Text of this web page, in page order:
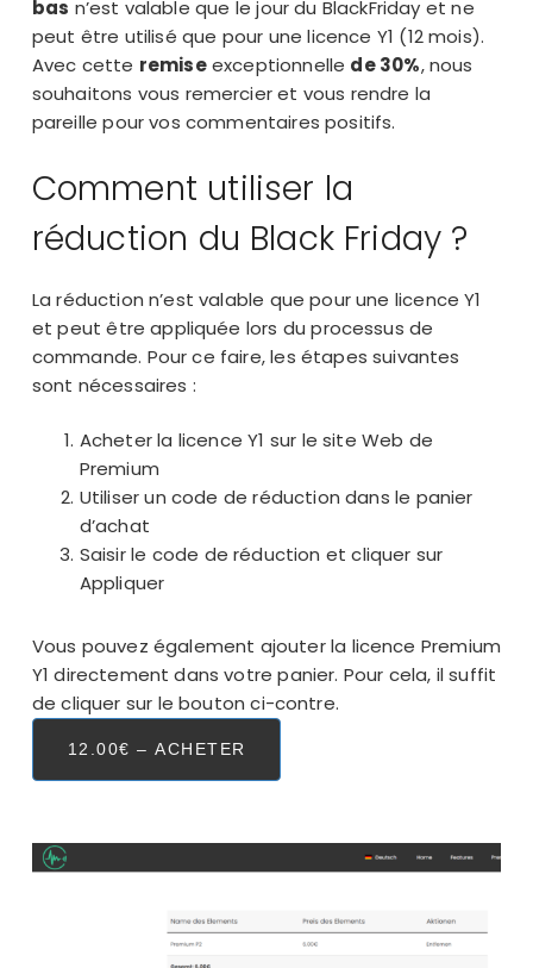
bas n’est valable que le jour du BlackFriday et ne
peut être utilisé que pour une licence Y1 (12 mois).
Avec cette remiseexceptionnelle de 30%, nous
souhaitons vous remercier et vous rendre la
pareille pour vos commentaires positifs.
Comment utiliser la
réduction du Black Friday ?
La réduction n’est valable que pour une licence Y1
et peut être appliquée lors du processus de
commande. Pour ce faire, les étapes suivantes
sont nécessaires :
Acheter la licence Y1 sur le site Web de
Premium
Utiliser un code de réduction dans le panier
d’achat
Saisir le code de réduction et cliquer sur
Appliquer
Vous pouvez également ajouter la licence Premium
Y1 directement dans votre panier. Pour cela, il suffit
de cliquer sur le bouton ci-contre.
12.00€ – ACHETER